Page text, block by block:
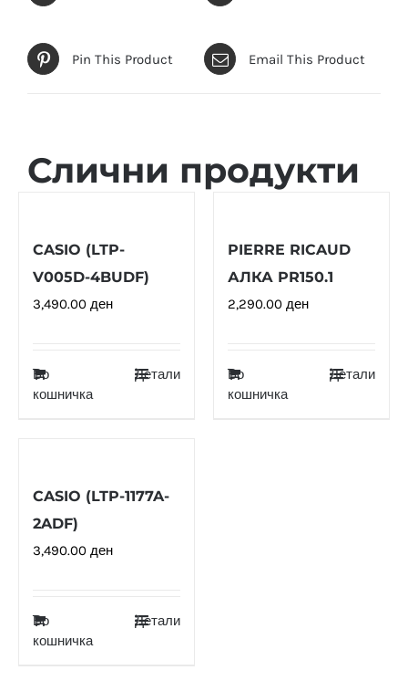
Pin This Product Email This Product
Слични продукти
CASIO (LTP-
V005D-4BUDF)
3,490.00 ден
Во
кошничка
Детали
PIERRE RICAUD
АЛКА PR150.1
2,290.00 ден
Во
кошничка
Детали
CASIO (LTP-1177A-
2ADF)
3,490.00 ден
Во
кошничка
Детали